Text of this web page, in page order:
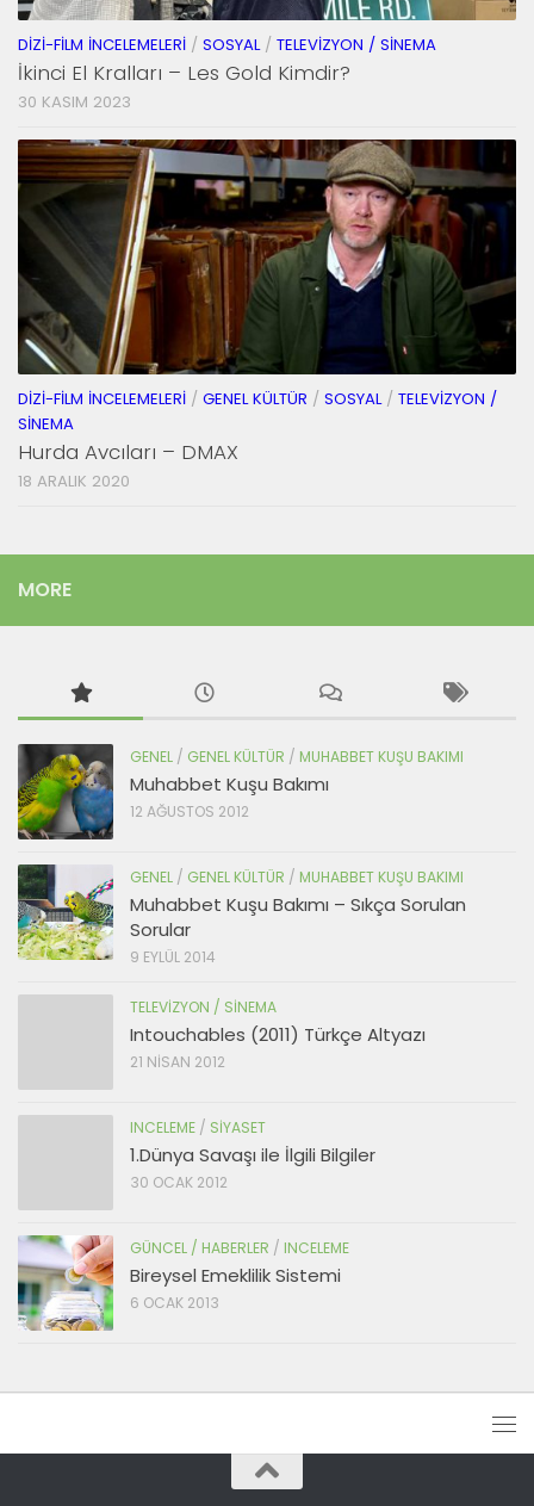
DIZI-FILM İNCELEMELERI / SOSYAL/ TELEVIZYON / SINEMA
İkinci El Kralları – Les Gold Kimdir?
30 KASIM 2023
DIZI-FILM İNCELEMELERI / GENEL KÜLTÜR / SOSYAL/ TELEVIZYON /
SINEMA
Hurda Avcıları – DMAX
18 ARALIK 2020
MORE
GENEL / GENEL KÜLTÜR / MUHABBET KUŞU BAKIMI
Muhabbet Kuşu Bakımı
12 AĞUSTOS 2012
GENEL / GENEL KÜLTÜR / MUHABBET KUŞU BAKIMI
Muhabbet Kuşu Bakımı – Sıkça Sorulan
Sorular
9 EYLÜL 2014
TELEVIZYON / SINEMA
Intouchables (2011) Türkçe Altyazı
21 NISAN 2012
INCELEME / SIYASET
1.Dünya Savaşı ile İlgili Bilgiler
30 OCAK 2012
GÜNCEL / HABERLER / INCELEME
Bireysel Emeklilik Sistemi
6 OCAK 2013